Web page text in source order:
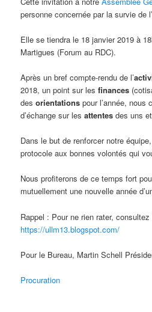
personne concernée par la survie de l’
Elle se tiendra le 18 janvier 2019 à
Martigues (Forum au RDC).
Après un bref compte-rendu de l’
2018, un point sur lesfinances
desorientations pour l’année, nous
d’échange sur lesattentes des uns
Dans le but de renforcer notre
protocole aux bonnes volontés qui
Nous profiterons de ce temps fort
mutuellement une nouvelle année
Rappel : Pour ne rien rater,
https://ullm13.blogspot.com/
Pour le Bureau, Martin Schell
Procuration